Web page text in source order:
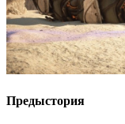
Предыстория